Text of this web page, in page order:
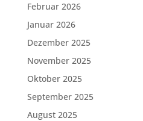
Februar 2026
Januar 2026
Dezember 2025
November 2025
Oktober 2025
September 2025
August 2025